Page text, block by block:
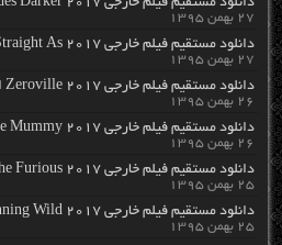
دانلود مستقیم فیلم خارجی Fifty Shades Darker 2017 از سرور سایت
۲۷ بهمن ۱۳۹۵
دانلود مستقیم فیلم خارجی From Straight As 2017 از سرور سایت
۲۷ بهمن ۱۳۹۵
دانلود مستقیم فیلم خارجی Zeroville 2017 از سرور سایت
۲۶ بهمن ۱۳۹۵
دانلود مستقیم فیلم خارجی The Mummy 2017 از سرور سایت
۲۶ بهمن ۱۳۹۵
دانلود مستقیم فیلم خارجی The Fate of the Furious 2017 از سرور سایت
۲۵ بهمن ۱۳۹۵
دانلود مستقیم فیلم خارجی Running Wild 2017 از سرور سایت
۲۵ بهمن ۱۳۹۵